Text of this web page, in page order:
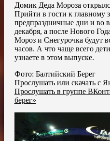
Домик Деда Мороза
Прийти в гости к
предпраздничные дни и во
декабря, а после Нового
Мороз и Снегурочка будут
часов. А что чаще всего
узнаете в этом выпуске.
Фото: Балтийский Берег
Прослушать или скачать с
Прослушать в группе
берег»